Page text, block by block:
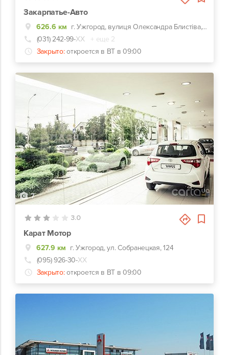
Закарпатье-Авто
626.6 км
г. Ужгород, вулиця Олександра Блистіва, 20
(031) 242-99-ХХ
+ еще 2
Закрыто: откроется в ВТ в 09:00
7
3.0
Карат Мотор
627.9 км г. Ужгород, ул. Собранецкая, 124
(095) 926-30-ХХ
Закрыто: откроется в ВТ в 09:00